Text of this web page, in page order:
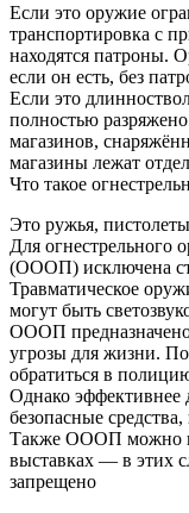
Если это оружие
транспортировка с
находятся патроны.
если он есть, без
Если это
полностью
магазинов,
магазины лежат
Что такое
Это ружья,
Для огнестрельного
(ОООП) исключена
Травматическое
могут быть
ОООП
угрозы для жизни.
обратиться в
Однако эффективнее
безопасные
Также ОООП можно
выставках — в этих
запрещено